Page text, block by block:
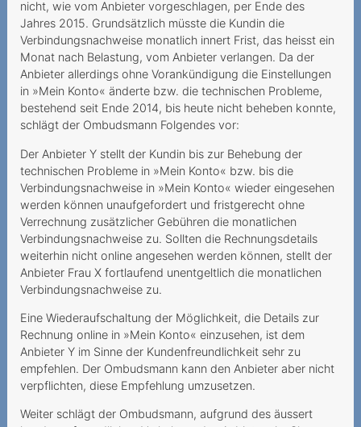
nicht, wie vom Anbieter vorgeschlagen, per Ende des
Jahres 2015. Grundsätzlich müsste die Kundin die
Verbindungsnachweise monatlich innert Frist, das heisst ein
Monat nach Belastung, vom Anbieter verlangen. Da der
Anbieter allerdings ohne Vorankündigung die Einstellungen
in »Mein Konto« änderte bzw. die technischen Probleme,
bestehend seit Ende 2014, bis heute nicht beheben konnte,
schlägt der Ombudsmann Folgendes vor:
Der Anbieter Y stellt der Kundin bis zur Behebung der
technischen Probleme in »Mein Konto« bzw. bis die
Verbindungsnachweise in »Mein Konto« wieder eingesehen
werden können unaufgefordert und fristgerecht ohne
Verrechnung zusätzlicher Gebühren die monatlichen
Verbindungsnachweise zu. Sollten die Rechnungsdetails
weiterhin nicht online angesehen werden können, stellt der
Anbieter Frau X fortlaufend unentgeltlich die monatlichen
Verbindungsnachweise zu.
Eine Wiederaufschaltung der Möglichkeit, die Details zur
Rechnung online in »Mein Konto« einzusehen, ist dem
Anbieter Y im Sinne der Kundenfreundlichkeit sehr zu
empfehlen. Der Ombudsmann kann den Anbieter aber nicht
verpflichten, diese Empfehlung umzusetzen.
Weiter schlägt der Ombudsmann, aufgrund des äussert
aboutissant à une
prolongation de
2019
Verweigerung der
Portierung der Rufnummer
Unmögliche
Festnetztelefonie -
Technologiewechsel ohne
Strom
Sechs Franken sind zu viel
Teures Spiel mit der Liebe
Nachtragliche Einforderung
von
Kabelanschlussgebühren
Neue Gebühren führen zu
unzumutbarer